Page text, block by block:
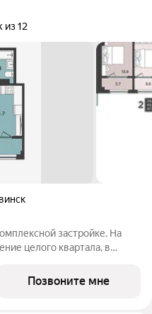
из 12
застройке. На
целого квартала, в
оздоровительный
Позвоните мне